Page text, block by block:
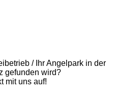
/ Ihr Angelpark in der
gefunden wird?
mit uns auf!